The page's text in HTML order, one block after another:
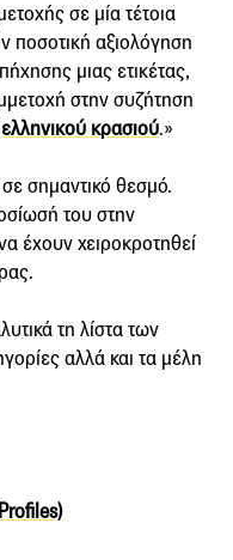
σε μία τέτοια
ποσοτική αξιολόγηση
μιας ετικέτας,
στην συζήτηση
ελληνικού κρασιού.»
σημαντικό θεσμό.
του στην
έχουν χειροκροτηθεί
τη λίστα των
αλλά και τα μέλη